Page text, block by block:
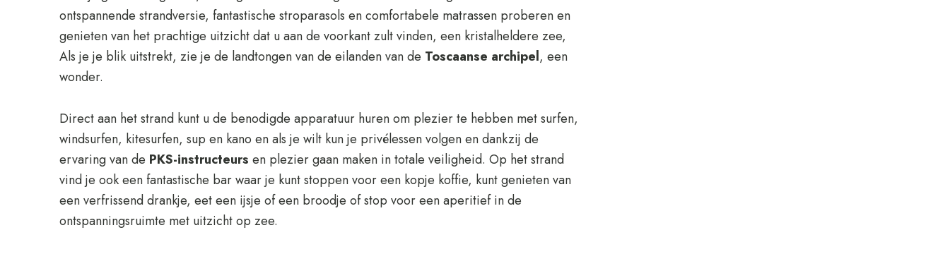
ontspannende strandversie, fantastische stroparasols en comfortabele matrassen proberen en
genieten van het prachtige uitzicht dat u aan de voorkant zult vinden, een kristalheldere zee,
Als je je blik uitstrekt, zie je de landtongen van de eilanden van de Toscaanse archipel, een
wonder.
Direct aan het strand kunt u de benodigde apparatuur huren om plezier te hebben met surfen,
windsurfen, kitesurfen, sup en kano en als je wilt kun je privélessen volgen en dankzij de
ervaring van de PKS-instructeurs en plezier gaan maken in totale veiligheid. Op het strand
vind je ook een fantastische bar waar je kunt stoppen voor een kopje koffie, kunt genieten van
een verfrissend drankje, eet een ijsje of een broodje of stop voor een aperitief in de
ontspanningsruimte met uitzicht op zee.